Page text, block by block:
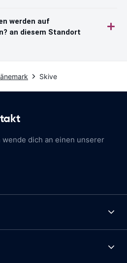
werden auf
an diesem Standort
Skive
dich an einen unserer